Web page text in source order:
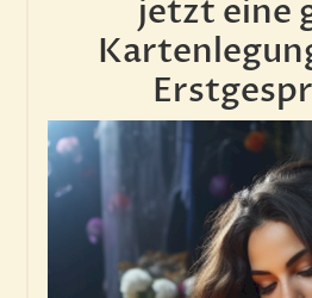
jetzt eine